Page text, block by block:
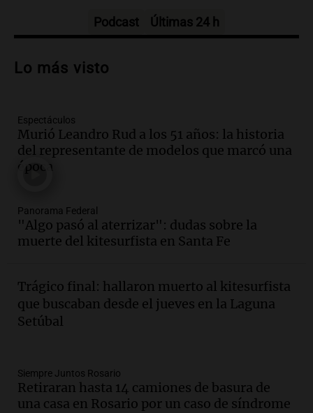
Audio.Nuevo desarrollo urbano y casa
en Villa María
Audio.
la Bulaya abrirá sus puertas mañana con
diversas actividades y sorpresas
Panorama Federal
edificios y proyecta una casa del
estudiante con 48 municipios
involucrados
Episodios
Audio.1° gol de Rosario Central a
Aldosivi (Zalazar en contra) - relato
Gato Greco
Audio.Recomendaciones de vino
bonarda para disfrutar el fin de semana
en Mendoza
Podcast Últimas 24 h
Lo más visto
Espectáculos
Murió Leandro Rud a los 51 años: la historia
del representante de modelos que marcó una
época
Panorama Federal
"Algo pasó al aterrizar": dudas sobre la
muerte del kitesurfista en Santa Fe
Trágico final: hallaron muerto al kitesurfista
que buscaban desde el jueves en la Laguna
Setúbal
Siempre Juntos Rosario
Retiraran hasta 14 camiones de basura de
una casa en Rosario por un caso de síndrome